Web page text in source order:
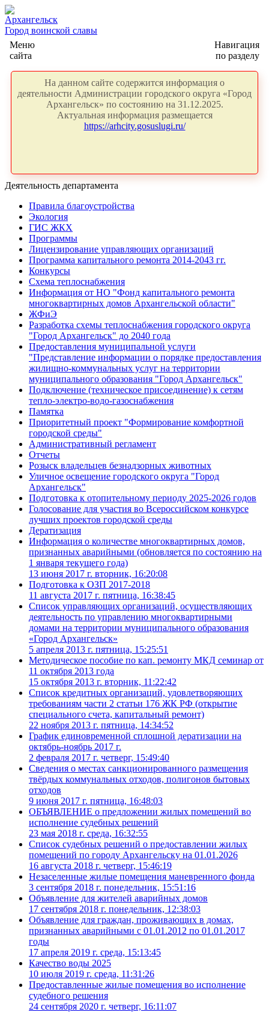
Архангельск
Город воинской славы
Меню
сайта
Навигация
по разделу
На данном сайте содержится информация о
деятельности Администрации городского округа «Город
Архангельск» по состоянию на 31.12.2025.
Актуальная информация размещается
https://arhcity.gosuslugi.ru/
Деятельность департамента
Правила благоустройства
Экология
ГИС ЖКХ
Программы
Лицензирование управляющих организаций
Программа капитального ремонта 2014-2043 гг.
Конкурсы
Схема теплоснабжения
Информация от НО "Фонд капитального ремонта
многоквартирных домов Архангельской области"
ЖФиЭ
Разработка схемы теплоснабжения городского округа
"Город Архангельск" до 2040 года
Предоставления муниципальной услуги
"Представление информации о порядке предоставления
жилищно-коммунальных услуг на территории
муниципального образования "Город Архангельск"
Подключение (техническое присоединение) к сетям
тепло-электро-водо-газоснабжения
Памятка
Приоритетный проект "Формирование комфортной
городской среды"
Административный регламент
Отчеты
Розыск владельцев безнадзорных животных
Уличное освещение городского округа "Город
Архангельск"
Подготовка к отопительному периоду 2025-2026 годов
Голосование для участия во Всероссийском конкурсе
лучших проектов городской среды
Дератизация
Информация о количестве многоквартирных домов,
признанных аварийными (обновляется по состоянию на
1 января текущего года)
13 июня 2017 г. вторник, 16:20:08
Подготовка к ОЗП 2017-2018
11 августа 2017 г. пятница, 16:38:45
Список управляющих организаций, осуществляющих
деятельность по управлению многоквартирными
домами на территории муниципального образования
«Город Архангельск»
5 апреля 2013 г. пятница, 15:25:51
Методическое пособие по кап. ремонту МКД семинар от
11 октября 2013 года
15 октября 2013 г. вторник, 11:22:42
Список кредитных организаций, удовлетворяющих
требованиям части 2 статьи 176 ЖК РФ (открытие
специального счета, капитальный ремонт)
22 ноября 2013 г. пятница, 14:34:52
График единовременной сплошной дератизации на
октябрь-ноябрь 2017 г.
2 февраля 2017 г. четверг, 15:49:40
Сведения о местах санкционированного размещения
твёрдых коммунальных отходов, полигонов бытовых
отходов
9 июня 2017 г. пятница, 16:48:03
ОБЪЯВЛЕНИЕ о предложении жилых помещений во
исполнение судебных решений
23 мая 2018 г. среда, 16:32:55
Список судебных решений о предоставлении жилых
помещений по городу Архангельску на 01.01.2026
16 августа 2018 г. четверг, 15:46:19
Незаселенные жилые помещения маневренного фонда
3 сентября 2018 г. понедельник, 15:51:16
Объявление для жителей аварийных домов
17 сентября 2018 г. понедельник, 12:38:03
Объявление для граждан, проживающих в домах,
признанных аварийными с 01.01.2012 по 01.01.2017
годы
17 апреля 2019 г. среда, 15:13:45
Качество воды 2025
10 июля 2019 г. среда, 11:31:26
Предоставленные жилые помещения во исполнение
судебного решения
24 сентября 2020 г. четверг, 16:11:07